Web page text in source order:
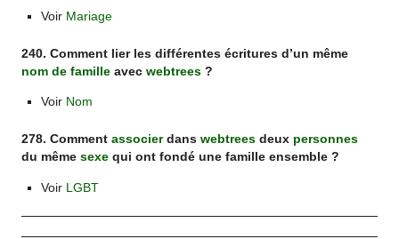
Voir Mariage
240. Comment lier les différentes écritures d’un même
nom de famille avecwebtrees ?
Voir Nom
278. Commentassocierdanswebtrees deux personnes
du mêmesexe qui ont fondé une famille ensemble ?
Voir LGBT